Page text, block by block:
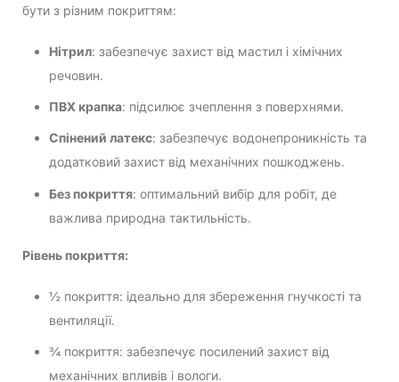
бути з різним покриттям:
Нітрил: забезпечує захист від мастил і хімічних
речовин.
ПВХ крапка: підсилює зчеплення з поверхнями.
Спінений латекс: забезпечує водонепроникність та
додатковий захист від механічних пошкоджень.
Без покриття: оптимальний вибір для робіт, де
важлива природна тактильність.
Рівень покриття:
½ покриття: ідеально для збереження гнучкості та
вентиляції.
¾ покриття: забезпечує посилений захист від
механічних впливів і вологи.